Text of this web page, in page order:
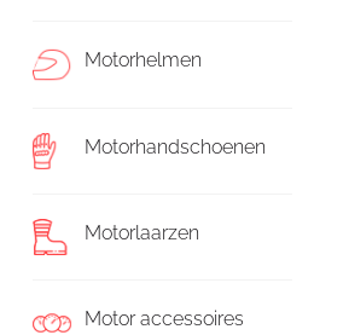
Motorhelmen
Motorhandschoenen
Motorlaarzen
Motor accessoires